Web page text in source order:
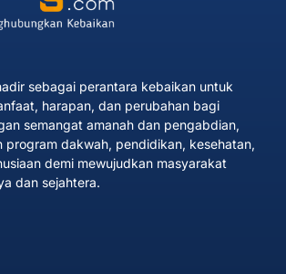
sebagai perantara kebaikan untuk
harapan, dan perubahan bagi
semangat amanah dan pengabdian,
program dakwah, pendidikan, kesehatan,
demi mewujudkan masyarakat
dan sejahtera.